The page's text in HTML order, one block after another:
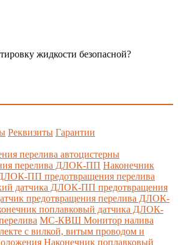
жидкости безопасной?
Реквизиты Гарантии
перелива автоцистерны
перелива ДЛОК-ПП Наконечник
ПП предотвращения перелива
датчика ДЛОК-ПП предотвращения
предотвращения перелива ДЛОК-
поплавковый датчика ДЛОК-
МС-КВШ Монитор налива
с вилкой, витым проводом и
Наконечник поплавковый